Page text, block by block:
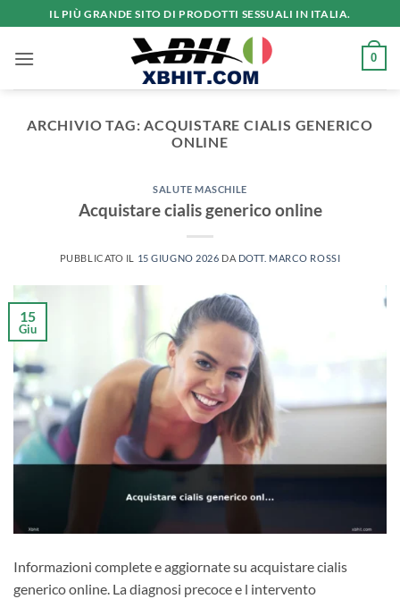
ai
contenuti
IL PIÙ GRANDE SITO DI PRODOTTI SESSUALI IN ITALIA.
0
ARCHIVIO TAG:ACQUISTARE CIALIS GENERICO
ONLINE
SALUTE MASCHILE
Acquistare cialis generico online
PUBBLICATO IL 15 GIUGNO 2026 DA DOTT. MARCO ROSSI
15
Giu
Informazioni complete e aggiornate su acquistare cialis
generico online. La diagnosi precoce e l intervento